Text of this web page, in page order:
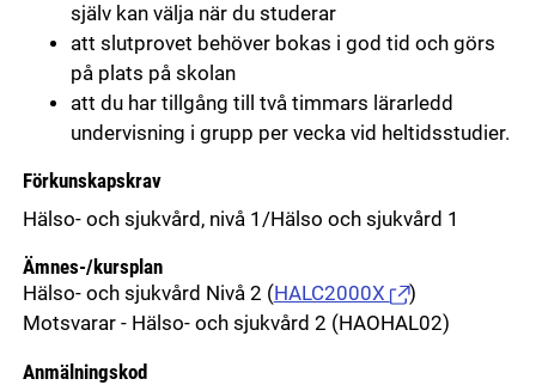
själv kan välja när du studerar
att slutprovet behöver bokas i god tid och görs
på plats på skolan
att du har tillgång till två timmars lärarledd
undervisning i grupp per vecka vid heltidsstudier.
Förkunskapskrav
Hälso- och sjukvård, nivå 1/Hälso och sjukvård 1
Ämnes-/kursplan
Hälso- och sjukvård Nivå 2 ( HALC2000X
)
Motsvarar - Hälso- och sjukvård 2 (HAOHAL02)
Anmälningskod